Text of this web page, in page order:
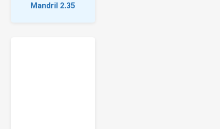
Mandril 2.35